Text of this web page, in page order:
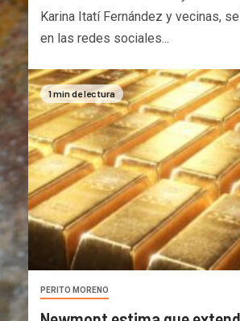
Karina Itatí Fernández y vecinas,
en las redes sociales...
1 min de lectura
PERITO MORENO